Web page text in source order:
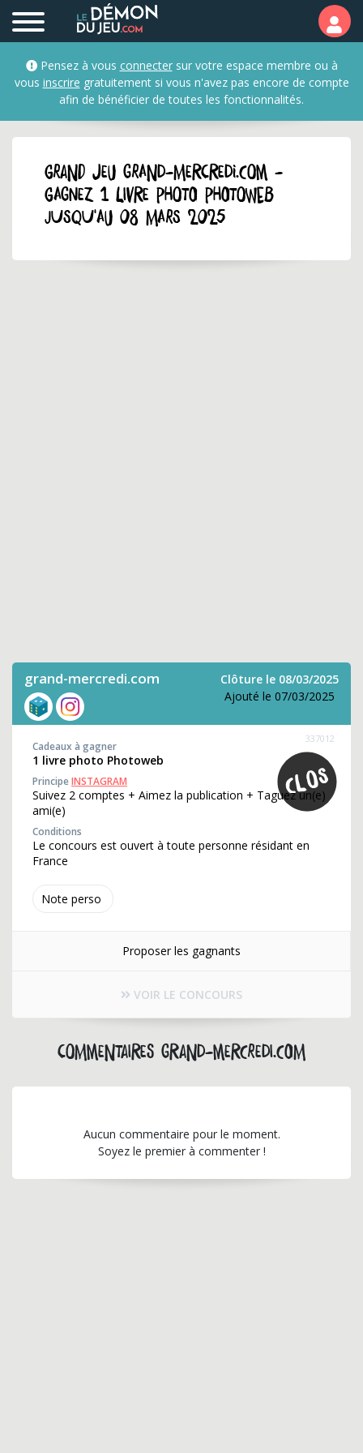
Pensez à vous connectersur votre espace membre ou à
vous inscrire gratuitement si vous n'avez pas encore de compte
afin de bénéficier de toutes les fonctionnalités.
GRAND JEU grand-mercredi.com -
Gagnez 1 livre photo Photoweb
jusqu'au 08 mars 2025
grand-mercredi.com
Clôture le 08/03/2025
Ajouté le 07/03/2025
Note perso
337012
Cadeaux à gagner
1 livre photo Photoweb
PrincipeINSTAGRAM
Suivez 2 comptes + Aimez la publication + Taguez un(e)
ami(e)
Conditions
Le concours est ouvert à toute personne résidant en
France
Proposer les gagnants
VOIR LE CONCOURS
Commentaires grand-mercredi.com
Aucun commentaire pour le moment.
Soyez le premier à commenter !